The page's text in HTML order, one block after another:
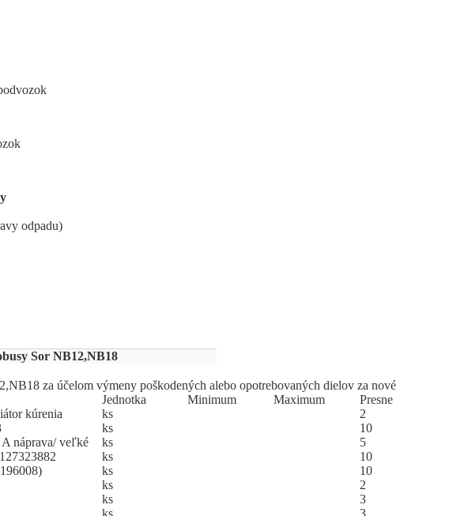
odpadu)
Sor NB12,NB18
za účelom výmeny poškodených alebo opotrebovaných dielov za nové
Jed­not­ka Mi­ni­mum Ma­xi­mum Pres­ne
kúrenia
ks
2
ks
10
náprava/ veľké
ks
5
ks
10
ks
10
ks
2
ks
3